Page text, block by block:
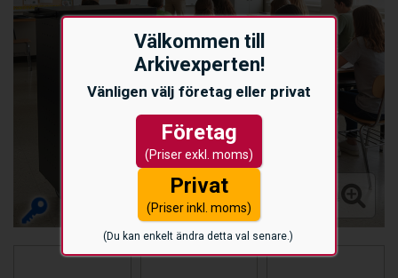
Välkommen till
Arkivexperten!
Vänligen välj företag eller privat
Företag
(Priser exkl. moms)
Privat
(Priser inkl. moms)
(Du kan enkelt ändra detta val senare.)